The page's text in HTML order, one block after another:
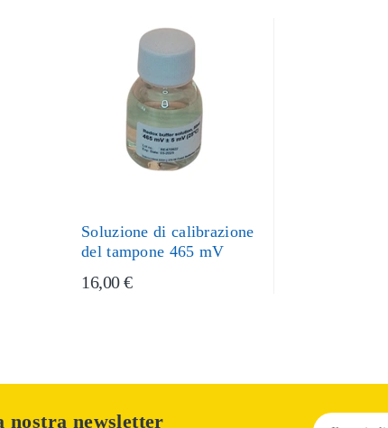
Soluzione di calibrazione
del tampone 465 mV
16,00 €
newsletter